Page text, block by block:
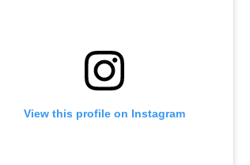
View this profile on Instagram